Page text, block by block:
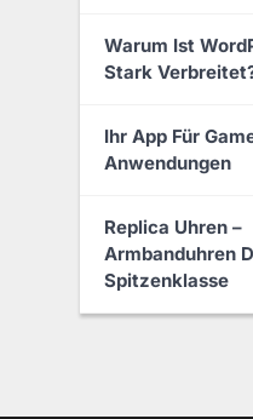
Warum Ist
Stark
Ihr App Für
Anwendungen
Replica Uhren –
Armbanduhren
Spitzenklasse